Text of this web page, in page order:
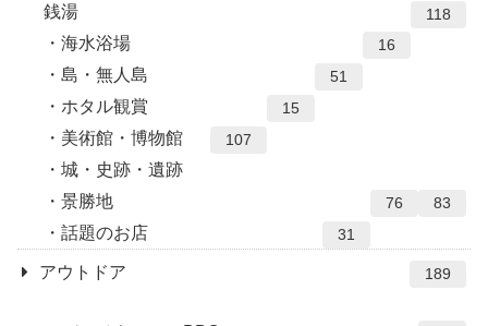
銭湯
118
海水浴場 16
島・無人島 51
ホタル観賞 15
美術館・博物館 107
城・史跡・遺跡
83
景勝地 76
話題のお店 31
アウトドア 189